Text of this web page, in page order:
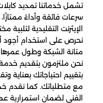
تشمل خدماتنا تمديد
سرعات فائقة وأداءً
الإيثرنت التقليدية لتلبية
نحرص على استخدام أجود
متانة الشبكة وطول عمرها
نحن ملتزمون بتقديم خدمة
بتقييم احتياجاتك بعناية
مع متطلباتك. كما نقدم
الفني لضمان استمرارية